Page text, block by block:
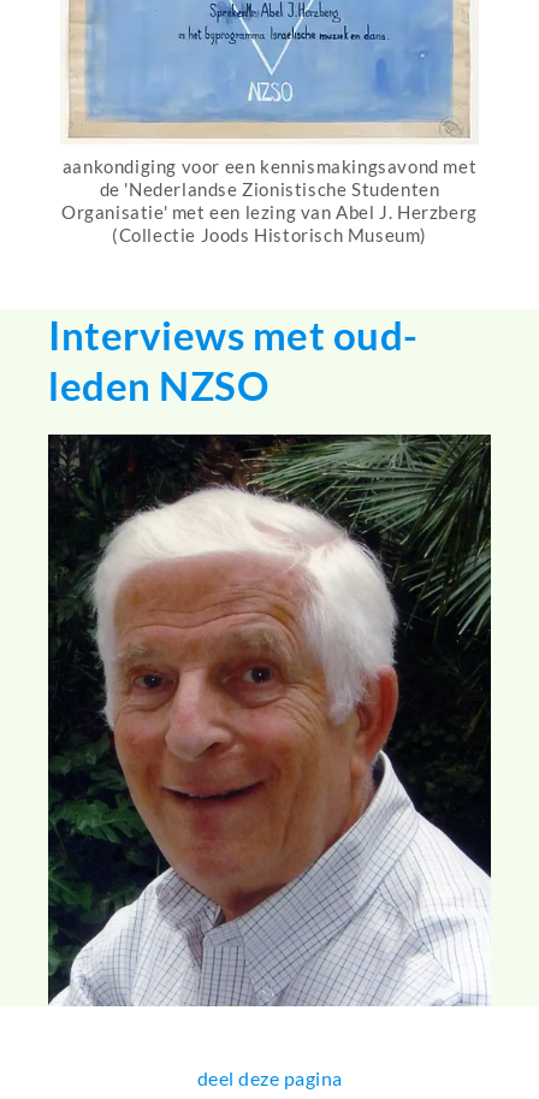
aankondiging voor een kennismakingsavond met
de 'Nederlandse Zionistische Studenten
Organisatie' met een lezing van Abel J. Herzberg
(Collectie Joods Historisch Museum)
Interviews met oud-
leden NZSO
deel deze pagina